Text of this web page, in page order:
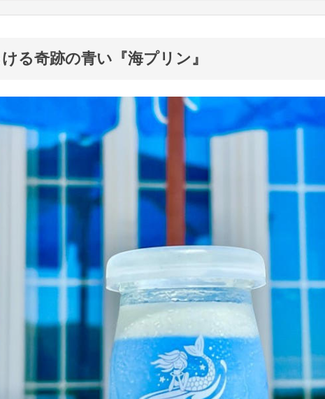
る奇跡の青い『海プリン』